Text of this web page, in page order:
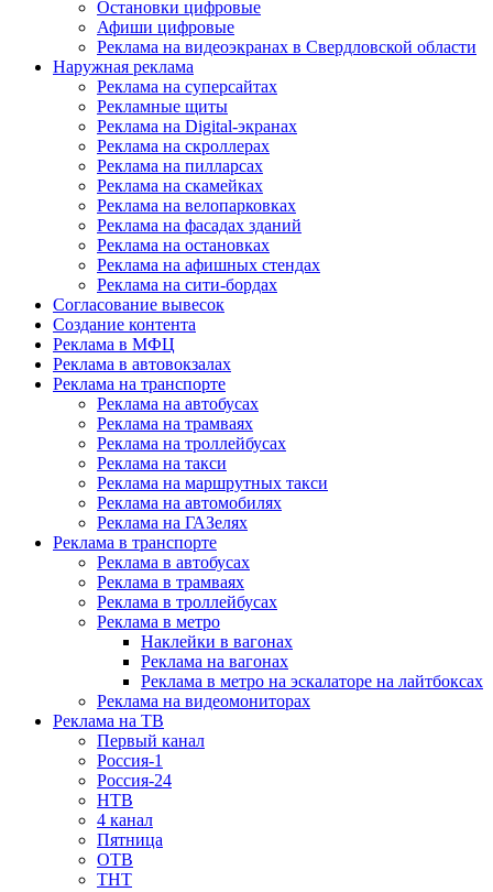
Остановки цифровые
Афиши цифровые
Реклама на видеоэкранах в Свердловской области
Наружная реклама
Реклама на суперсайтах
Рекламные щиты
Реклама на Digital-экранах
Реклама на скроллерах
Реклама на пилларсах
Реклама на скамейках
Реклама на велопарковках
Реклама на фасадах зданий
Реклама на остановках
Реклама на афишных стендах
Реклама на сити-бордах
Согласование вывесок
Создание контента
Реклама в МФЦ
Реклама в автовокзалах
Реклама на транспорте
Реклама на автобусах
Реклама на трамваях
Реклама на троллейбусах
Реклама на такси
Реклама на маршрутных такси
Реклама на автомобилях
Реклама на ГАЗелях
Реклама в транспорте
Реклама в автобусах
Реклама в трамваях
Реклама в троллейбусах
Реклама в метро
Наклейки в вагонах
Реклама на вагонах
Реклама в метро на эскалаторе на лайтбоксах
Реклама на видеомониторах
Реклама на ТВ
Первый канал
Россия-1
Россия-24
НТВ
4 канал
Пятница
ОТВ
ТНТ